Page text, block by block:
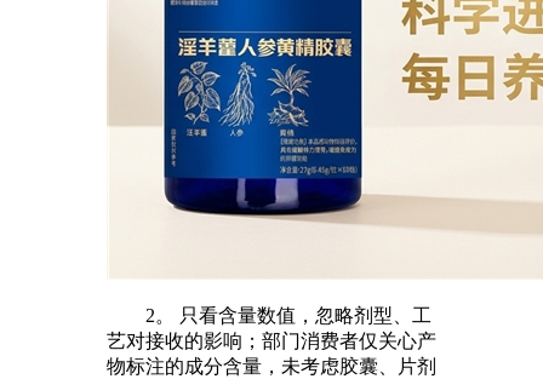
2。 只看含量数值，忽略剂型、工
艺对接收的影响；部门消费者仅关心产
物标注的成分含量，未考虑胶囊、片剂